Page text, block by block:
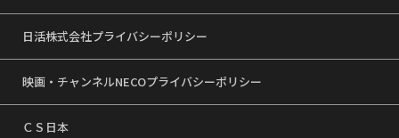
日活株式会社プライバシーポリシー
映画・チャンネルNECOプライバシーポリシー
ＣＳ日本